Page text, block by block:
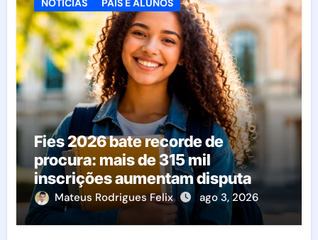
NOTÍCIAS PAIS E ALUNOS
Fies 2026 bate recorde de
procura: mais de 315 mil
inscrições aumentam disputa
pelas vagas; veja o que acontece
agora
Mateus Rodrigues Felix ago 3, 2026